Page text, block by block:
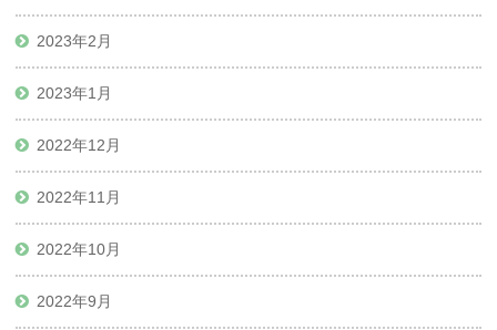
2023年2月
2023年1月
2022年12月
2022年11月
2022年10月
2022年9月